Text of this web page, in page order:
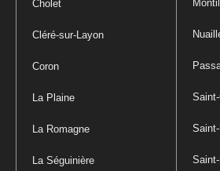
Cholet
Cléré-sur-Layon
Coron
La Plaine
La Romagne
La Séguinière